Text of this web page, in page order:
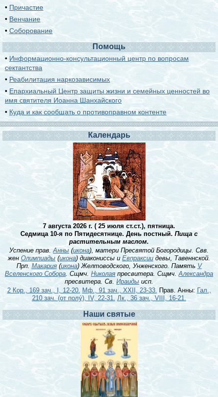
• Причастие
• Венчание
•Соборование
Помощь
• Информационно-консультационный центр по вопросам
сектантства
• Реабилитация наркозависимых
• Епархиальный Центр защиты жизни и семейных ценностей во
имя святителя Иоанна Шанхайского
• Куда и как сообщать о противоправном контенте
Календарь
7 августа 2026 г. ( 25 июля ст.ст.), пятница.
Седмица 10-я по Пятидесятнице. День постный. Пища с
растительным маслом.
Успение прав.Анны (икона), матери Пресвятой Богородицы. Свв.
жен Олимпиады (икона) диакониссы и Евпраксии девы, Тавеннской.
Прп.Макария(икона) Желтоводского, Унженского. Память V
Вселенского Собора. Сщмч. Николая пресвитера. Сщмч.Александра
пресвитера. Св. Ираидыисп.
2 Кор., 169 зач., I, 12-20. Мф., 91 зач., XXII, 23-33. Прав. Анны: Гал.,
210 зач. (от полу́), IV, 22-31. Лк., 36 зач., VIII, 16-21.
Наши святые